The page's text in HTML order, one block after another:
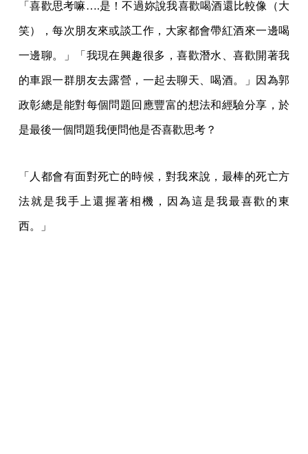
「喜歡思考嘛….是！不過妳說我喜歡喝酒還比較像（大
笑），每次朋友來或談工作，大家都會帶紅酒來一邊喝
一邊聊。」「我現在興趣很多，喜歡潛水、喜歡開著我
的車跟一群朋友去露營，一起去聊天、喝酒。」因為郭
政彰總是能對每個問題回應豐富的想法和經驗分享，於
是最後一個問題我便問他是否喜歡思考？
「人都會有面對死亡的時候，對我來說，最棒的死亡方
法就是我手上還握著相機，因為這是我最喜歡的東
西。」